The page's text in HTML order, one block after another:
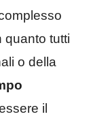
quanto tutti
o della
il